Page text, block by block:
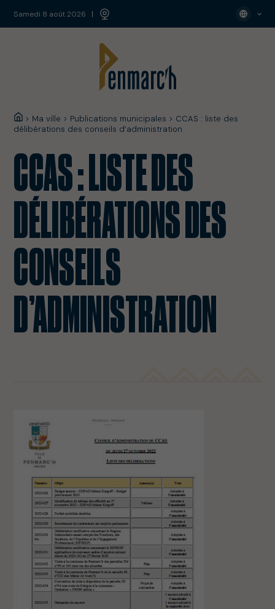
samedi 8 août 2026
> Ma ville > Publications municipales > CCAS : liste des
délibérations des conseils d’administration
CCAS : LISTE DES
DÉLIBÉRATIONS DES
CONSEILS
D’ADMINISTRATION